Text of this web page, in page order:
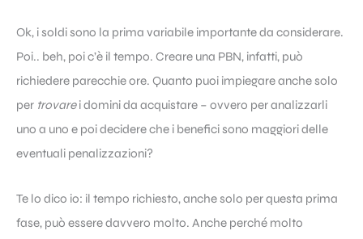
Ok, i soldi sono la prima variabile importante da considerare.
Poi.. beh, poi c’è il tempo. Creare una PBN, infatti, può
richiedere parecchie ore. Quanto puoi impiegare anche solo
per trovarei domini da acquistare – ovvero per analizzarli
uno a uno e poi decidere che i benefici sono maggiori delle
eventuali penalizzazioni?
Te lo dico io: il tempo richiesto, anche solo per questa prima
fase, può essere davvero molto. Anche perché molto